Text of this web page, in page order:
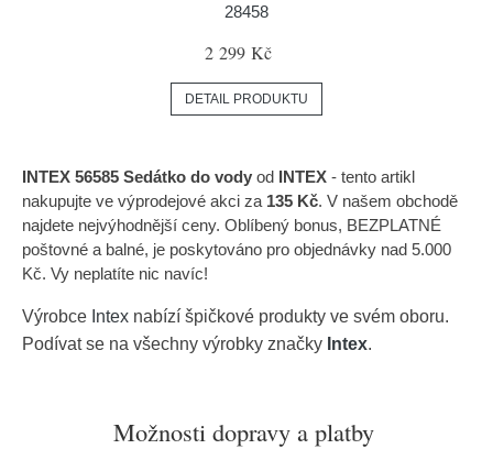
28458
2 299 Kč
DETAIL PRODUKTU
INTEX 56585 Sedátko do vody od INTEX - tento artikl
nakupujte ve výprodejové akci za 135 Kč. V našem obchodě
najdete nejvýhodnější ceny. Oblíbený bonus, BEZPLATNÉ
poštovné a balné, je poskytováno pro objednávky nad 5.000
Kč. Vy neplatíte nic navíc!
Výrobce Intex nabízí špičkové produkty ve svém oboru.
Podívat se na všechny výrobky značky Intex.
Možnosti dopravy a platby